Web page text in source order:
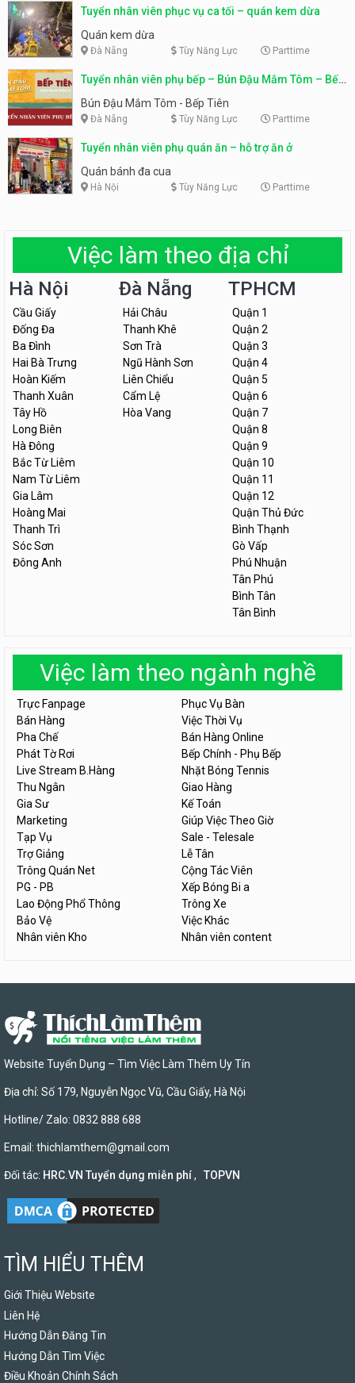
Tuyển nhân viên phục vụ ca tối – quán kem dừa
Quán kem dừa
Đà Nẵng Tùy Năng Lực Parttime
Tuyển nhân viên phụ bếp – Bún Đậu Mắm Tôm – Bếp
Tiên
Bún Đậu Mắm Tôm - Bếp Tiên
Đà Nẵng Tùy Năng Lực Parttime
Tuyển nhân viên phụ quán ăn – hỗ trợ ăn ở
Quán bánh đa cua
Hà Nội Tùy Năng Lực Parttime
Việc làm theo địa chỉ
Hà Nội
Cầu Giấy
Đống Đa
Ba Đình
Hai Bà Trưng
Hoàn Kiếm
Thanh Xuân
Tây Hồ
Long Biên
Hà Đông
Bắc Từ Liêm
Nam Từ Liêm
Gia Lâm
Hoàng Mai
Thanh Trì
Sóc Sơn
Đông Anh
Đà Nẵng
Hải Châu
Thanh Khê
Sơn Trà
Ngũ Hành Sơn
Liên Chiểu
Cẩm Lệ
Hòa Vang
TPHCM
Quận 1
Quận 2
Quận 3
Quận 4
Quận 5
Quận 6
Quận 7
Quận 8
Quận 9
Quận 10
Quận 11
Quận 12
Quận Thủ Đức
Bình Thạnh
Gò Vấp
Phú Nhuận
Tân Phú
Bình Tân
Tân Bình
Việc làm theo ngành nghề
Trực Fanpage
Phục Vụ Bàn
Bán Hàng
Việc Thời Vụ
Pha Chế
Bán Hàng Online
Phát Tờ Rơi
Bếp Chính - Phụ Bếp
Live Stream B.Hàng
Nhặt Bóng Tennis
Thu Ngân
Giao Hàng
Gia Sư
Kế Toán
Marketing
Giúp Việc Theo Giờ
Tạp Vụ
Sale - Telesale
Trợ Giảng
Lễ Tân
Trông Quán Net
Cộng Tác Viên
PG - PB
Xếp Bóng Bi a
Lao Động Phổ Thông
Trông Xe
Bảo Vệ
Việc Khác
Nhân viên Kho
Nhân viên content
Website Tuyển Dụng – Tìm Việc Làm Thêm Uy Tín
Địa chỉ: Số 179, Nguyễn Ngọc Vũ, Cầu Giấy, Hà Nội
Hotline/ Zalo: 0832 888 688
Email: thichlamthem@gmail.com
Đối tác: HRC.VN Tuyển dụng miễn phí, TOPVN
TÌM HIỂU THÊM
Giới Thiệu Website
Liên Hệ
Hướng Dẫn Đăng Tin
Hướng Dẫn Tìm Việc
Điều Khoản Chính Sách